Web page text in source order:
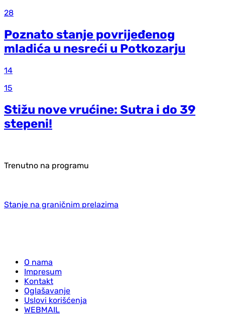
28
Poznato stanje povrijeđenog
mladića u nesreći u Potkozarju
14
15
Stižu nove vrućine: Sutra i do 39
stepeni!
Trenutno na programu
Stanje na graničnim prelazima
O nama
Impresum
Kontakt
Oglašavanje
Uslovi korišćenja
WEBMAIL